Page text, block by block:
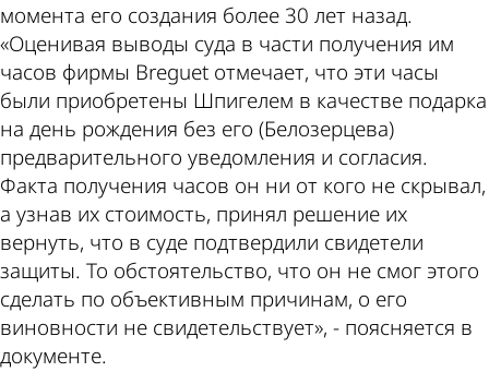
момента его создания более 30 лет назад.
«Оценивая выводы суда в части получения им
часов фирмы Breguet отмечает, что эти часы
были приобретены Шпигелем в качестве подарка
на день рождения без его (Белозерцева)
предварительного уведомления и согласия.
Факта получения часов он ни от кого не скрывал,
а узнав их стоимость, принял решение их
вернуть, что в суде подтвердили свидетели
защиты. То обстоятельство, что он не смог этого
сделать по объективным причинам, о его
виновности не свидетельствует», - поясняется в
документе.